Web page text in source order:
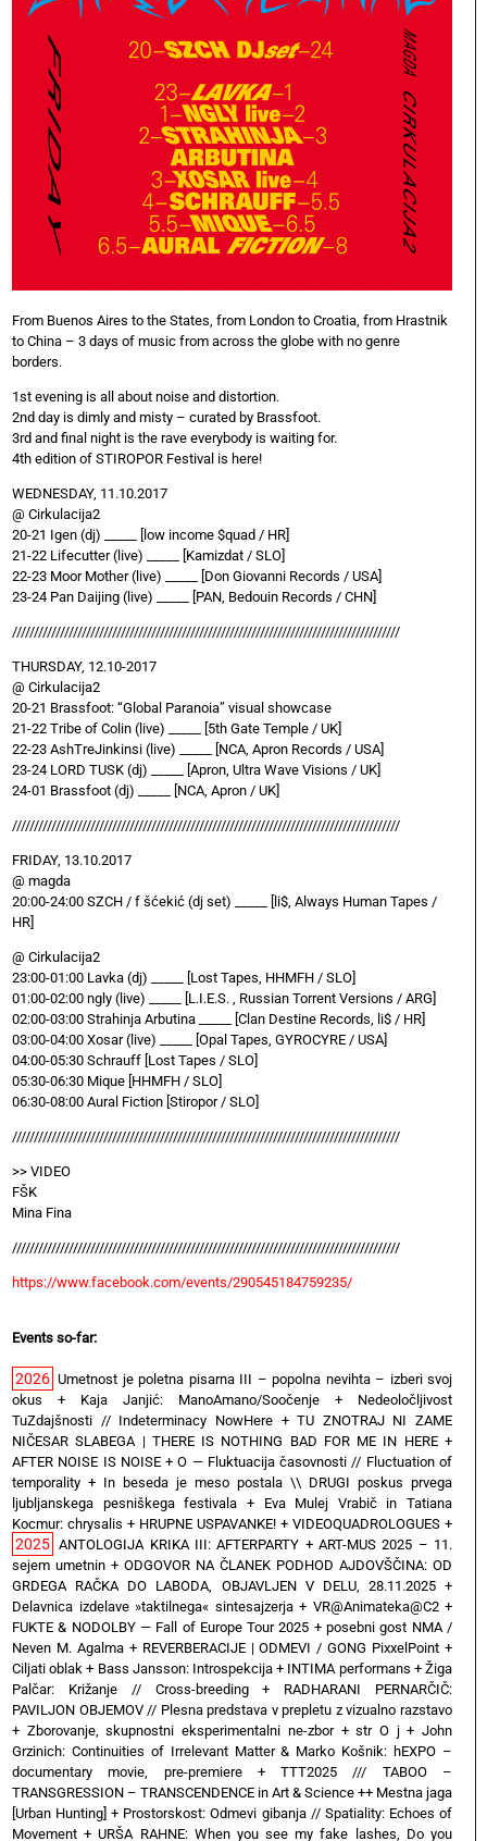
From Buenos Aires to the States, from London to Croatia, from Hrastnik
to China – 3 days of music from across the globe with no genre
borders.
1st evening is all about noise and distortion.
2nd day is dimly and misty – curated by Brassfoot.
3rd and final night is the rave everybody is waiting for.
4th edition of STIROPOR Festival is here!
WEDNESDAY, 11.10.2017
@ Cirkulacija2
20-21 Igen (dj) _____ [low income $quad / HR]
21-22 Lifecutter (live) _____ [Kamizdat / SLO]
22-23 Moor Mother (live) _____ [Don Giovanni Records / USA]
23-24 Pan Daijing (live) _____ [PAN, Bedouin Records / CHN]
/////////////////////////////////////////////////////////////////////////////////////////
THURSDAY, 12.10-2017
@ Cirkulacija2
20-21 Brassfoot: “Global Paranoia” visual showcase
21-22 Tribe of Colin (live) _____ [5th Gate Temple / UK]
22-23 AshTreJinkinsi (live) _____ [NCA, Apron Records / USA]
23-24 LORD TUSK (dj) _____ [Apron, Ultra Wave Visions / UK]
24-01 Brassfoot (dj) _____ [NCA, Apron / UK]
/////////////////////////////////////////////////////////////////////////////////////////
FRIDAY, 13.10.2017
@ magda
20:00-24:00 SZCH / f šćekić (dj set) _____ [li$, Always Human Tapes /
HR]
@ Cirkulacija2
23:00-01:00 Lavka (dj) _____ [Lost Tapes, HHMFH / SLO]
01:00-02:00 ngly (live) _____ [L.I.E.S. , Russian Torrent Versions / ARG]
02:00-03:00 Strahinja Arbutina _____ [Clan Destine Records, li$ / HR]
03:00-04:00 Xosar (live) _____ [Opal Tapes, GYROCYRE / USA]
04:00-05:30 Schrauff [Lost Tapes / SLO]
05:30-06:30 Mique [HHMFH / SLO]
06:30-08:00 Aural Fiction [Stiropor / SLO]
/////////////////////////////////////////////////////////////////////////////////////////
>> VIDEO
FŠK
Mina Fina
/////////////////////////////////////////////////////////////////////////////////////////
https://www.facebook.com/events/290545184759235/
Events so-far:
2026 Umetnost je poletna pisarna III – popolna nevihta – izberi svoj
okus + Kaja Janjić: ManoAmano/Soočenje + Nedeoločljivost
TuZdajšnosti // Indeterminacy NowHere+TU ZNOTRAJ NI ZAME
NIČESAR SLABEGA | THERE IS NOTHING BAD FOR ME IN HERE+
AFTER NOISE IS NOISE+O — Fluktuacija časovnosti // Fluctuation of
temporality + In beseda je meso postala \\ DRUGI poskus prvega
ljubljanskega pesniškega festivala + Eva Mulej Vrabič in Tatiana
Kocmur: chrysalis + HRUPNE USPAVANKE! + VIDEOQUADROLOGUES +
2025 ANTOLOGIJA KRIKA III: AFTERPARTY +ART-MUS 2025 – 11.
sejem umetnin + ODGOVOR NA ČLANEK PODHOD AJDOVŠČINA: OD
GRDEGA RAČKA DO LABODA, OBJAVLJEN V DELU, 28.11.2025+
Delavnica izdelave »taktilnega« sintesajzerja+ VR@Animateka@C2+
FUKTE & NODOLBY — Fall of Europe Tour 2025 + posebni gost NMA /
Neven M. Agalma+ REVERBERACIJE | ODMEVI / GONG PixxelPoint +
Ciljati oblak + Bass Jansson: Introspekcija + INTIMA performans +Žiga
Palčar: Križanje // Cross-breeding+ RADHARANI PERNARČIČ:
PAVILJON OBJEMOV // Plesna predstava v prepletu z vizualno razstavo
+ Zborovanje, skupnostni eksperimentalni ne-zbor+str O j+John
Grzinich: Continuities of Irrelevant Matter & Marko Košnik: hEXPO –
documentary movie, pre-premiere+TTT2025 /// TABOO –
TRANSGRESSION – TRANSCENDENCE in Art & Science ++ Mestna jaga
[Urban Hunting] + Prostorskost: Odmevi gibanja // Spatiality: Echoes of
Movement +URŠA RAHNE: When you see my fake lashes, Do you